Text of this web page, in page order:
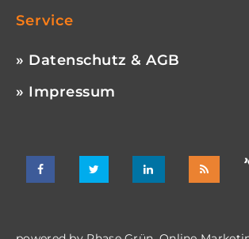
Service
» Datenschutz & AGB
» Impressum